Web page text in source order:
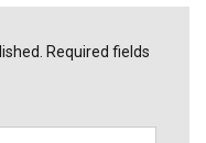
Required fields